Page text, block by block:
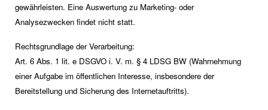
gewährleisten. Eine Auswertung zu Marketing- oder
Analysezwecken findet nicht statt.
Rechtsgrundlage der Verarbeitung:
Art. 6 Abs. 1 lit. e DSGVO i. V. m. § 4 LDSG BW (Wahrnehmung
einer Aufgabe im öffentlichen Interesse, insbesondere der
Bereitstellung und Sicherung des Internetauftritts).